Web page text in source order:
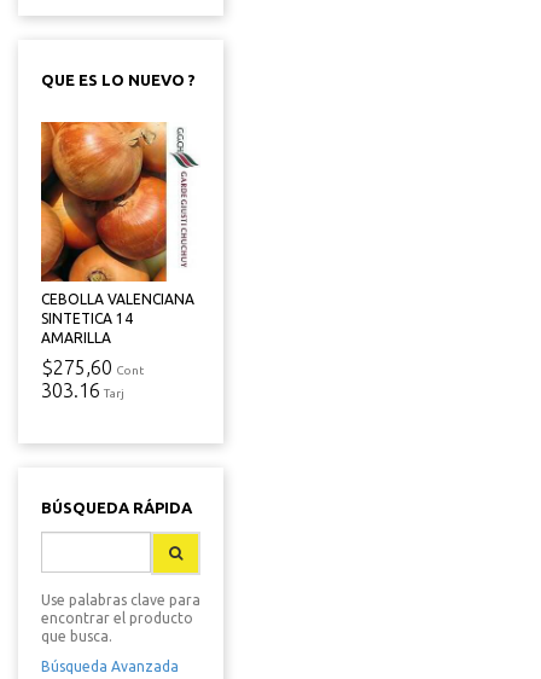
QUE ES LO NUEVO ?
CEBOLLA VALENCIANA
SINTETICA 14
AMARILLA
$275,60 Cont
303.16 Tarj
BÚSQUEDA RÁPIDA
Use palabras clave para
encontrar el producto
que busca.
Búsqueda Avanzada